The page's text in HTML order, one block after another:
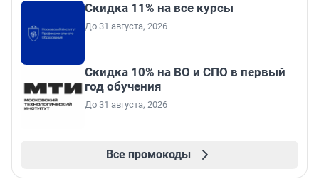
Скидка 11% на все курсы
До 31 августа, 2026
Скидка 10% на ВО и СПО в первый
год обучения
До 31 августа, 2026
Все промокоды